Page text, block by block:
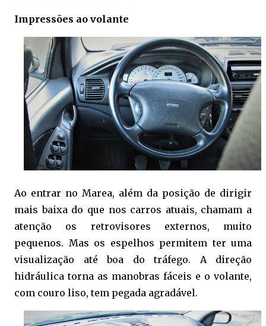
Impressões ao volante
Ao entrar no Marea, além da posição de dirigir
mais baixa do que nos carros atuais, chamam a
atenção os retrovisores externos, muito
pequenos. Mas os espelhos permitem ter uma
visualização até boa do tráfego. A direção
hidráulica torna as manobras fáceis e o volante,
com couro liso, tem pegada agradável.